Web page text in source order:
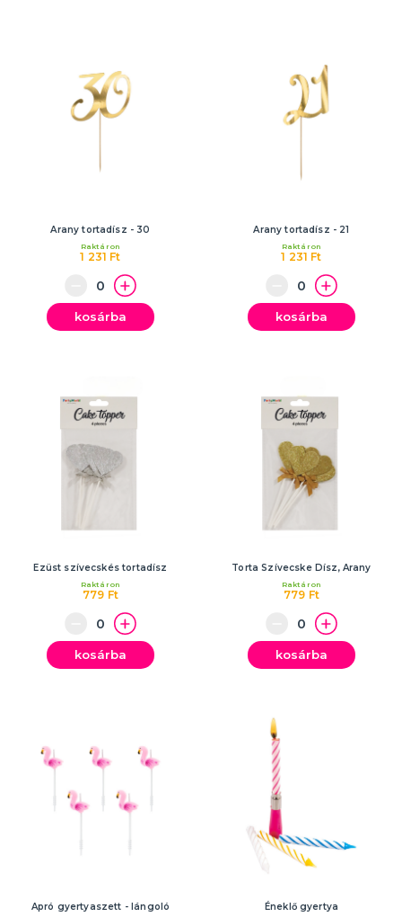
Arany tortadísz - 30
1 231 Ft
Raktáron
kosárba
Arany tortadísz - 21
1 231 Ft
Raktáron
kosárba
Ezüst szívecskés tortadísz
779 Ft
Raktáron
kosárba
Torta Szívecske Dísz, Arany
779 Ft
Raktáron
kosárba
Apró gyertyaszett - lángoló Éneklő gyertya